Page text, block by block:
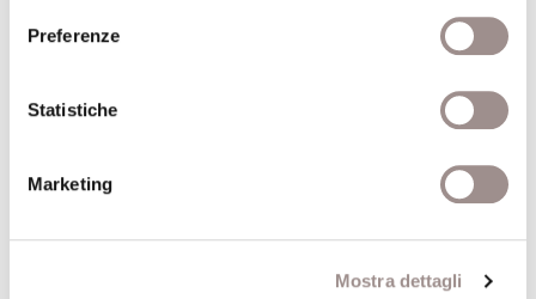
Preferenze
Statistiche
Marketing
Mostra dettagli
«Belfagor», XLIII, 1988, n.6, Firenze, Olschki,
(*) I titoli contrassegnati con l'asterisco sono disponibili, o in
corso di acquisizione, per la consultazione e il prestito presso
la Biblioteca della Fondazione Collegio San Carlo (lun.-ven. 9-
Presso la sede della Biblioteca, dopo una settimana dalla data